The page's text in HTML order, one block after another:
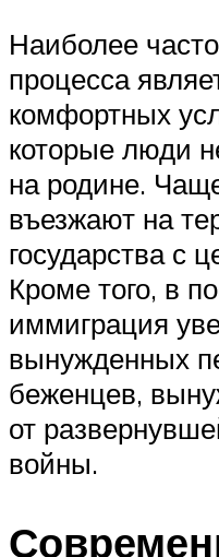
Наиболее
процесса
комфортных
которые люди
на родине.
въезжают на
государства с
Кроме того, в
иммиграция
вынужденных
беженцев,
от
войны.